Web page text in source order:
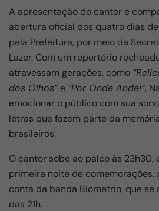
A apresentação do cantor e
abertura oficial dos quatro dias
pela Prefeitura, por meio da
Lazer. Com um repertório
atravessam gerações, como
dos Olhos” e “Por Onde Andei”,
emocionar o público com sua
letras que fazem parte da
brasileiros.
O cantor sobe ao palco às 23h30,
primeira noite de
conta da banda Biometrio, que
das 21h.